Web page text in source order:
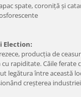
spate, coroniţă şi
Election:
producţia de
cu rapiditate. Căile ferate
legătura între această
creşterea